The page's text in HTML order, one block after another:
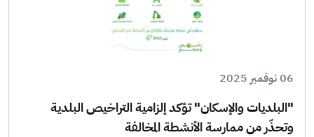
06 نوفمبر 2025
"البلديات والإسكان" تؤكد إلزامية التراخيص البلدية
وتحذّر من ممارسة الأنشطة المخالفة